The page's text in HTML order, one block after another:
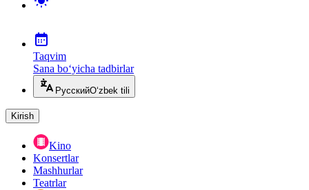
Taqvim
Sana bo‘yicha tadbirlar
РусскийO‘zbek tili
Kirish
Kino
Konsertlar
Mashhurlar
Teatrlar